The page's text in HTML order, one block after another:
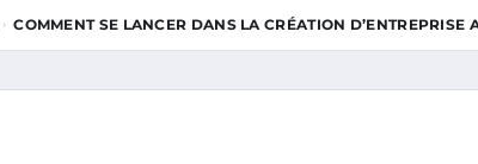
COMMENT SE LANCER DANS LA CRÉATION D’ENTREPRISE